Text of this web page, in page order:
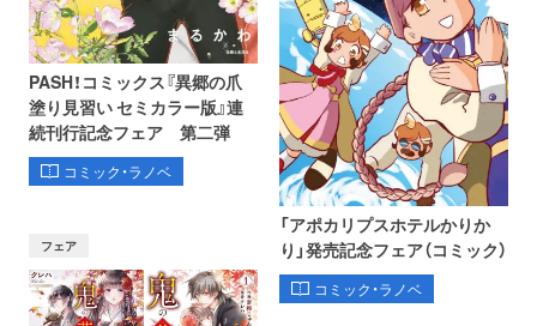
PASH！コミックス『異郷の爪
塗り見習い セミカラー版』連
続刊行記念フェア 第二弾
コミック・ラノベ
フェア
「アポカリプスホテルかりか
り」発売記念フェア（コミック）
コミック・ラノベ